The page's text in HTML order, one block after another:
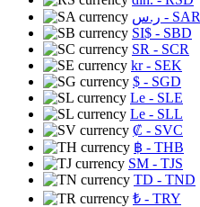
ر.س - SAR
SI$ - SBD
SR - SCR
kr- SEK
$ - SGD
Le - SLE
Le - SLL
₡ - SVC
฿ - THB
ЅМ - TJS
TD - TND
₺ - TRY